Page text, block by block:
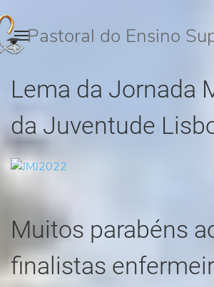
Pastoral do Ensino
Lema da Jornada
da Juventude
Muitos parabéns
finalistas